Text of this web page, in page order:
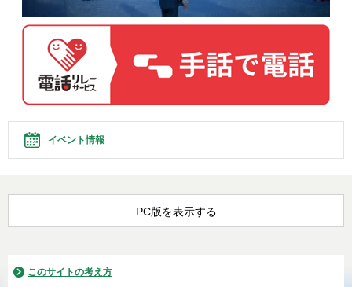
イベント情報
PC版を表示する
このサイトの考え方